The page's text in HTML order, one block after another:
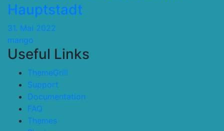
Hauptstadt
31. Mai 2022
mango
Useful Links
ThemeGrill
Support
Documentation
FAQ
Themes